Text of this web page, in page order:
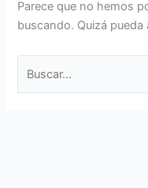
Parece que no hemos
buscando. Quizá